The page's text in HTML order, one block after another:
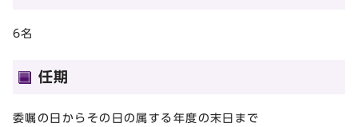
6名
任期
委嘱の日からその日の属する年度の末日まで